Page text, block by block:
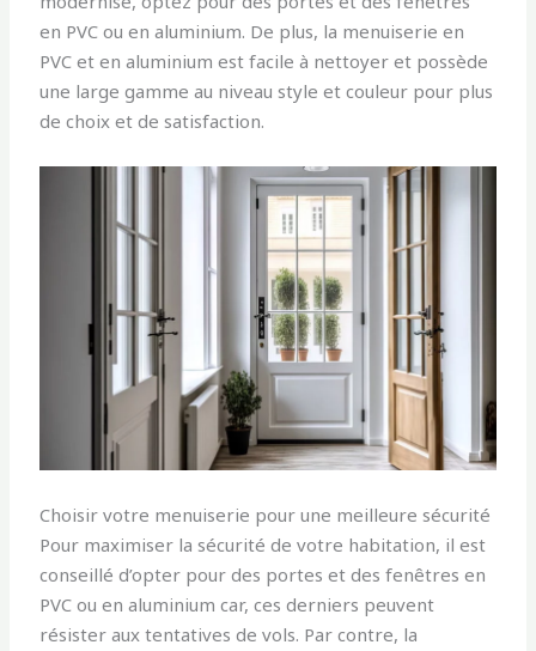
en PVC ou en aluminium. De plus, la menuiserie en
PVC et en aluminium est facile à nettoyer et possède
une large gamme au niveau style et couleur pour plus
de choix et de satisfaction.
Choisir votre menuiserie pour une meilleure sécurité
Pour maximiser la sécurité de votre habitation, il est
conseillé d’opter pour des portes et des fenêtres en
PVC ou en aluminium car, ces derniers peuvent
résister aux tentatives de vols. Par contre, la